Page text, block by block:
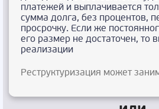
платежей и выплачивается
сумма долга, без процентов,
просрочку. Если же
его размер не достаточен, то
реализации
Реструктуризация может